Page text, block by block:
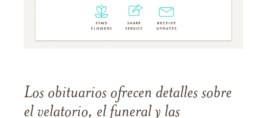
Los obituarios ofrecen detalles sobre
el velatorio, el funeral y las